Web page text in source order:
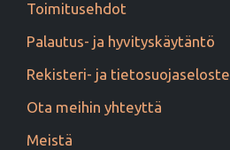
Toimitusehdot
Palautus- ja hyvityskäytäntö
Rekisteri- ja tietosuojaseloste
Ota meihin yhteyttä
Meistä